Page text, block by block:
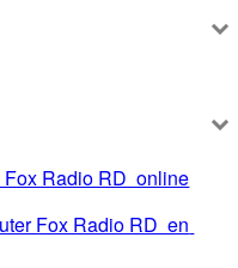
Fox Radio RD  online
Fox Radio RD  en